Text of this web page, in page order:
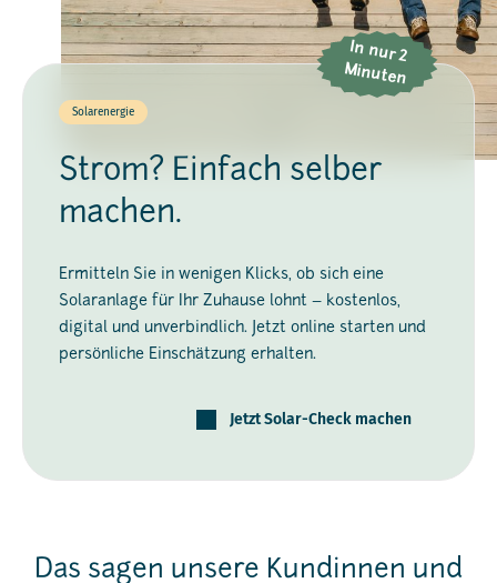
In nur 2
M
inuten
Solarenergie
Strom? Einfach selber
machen.
Ermitteln Sie in wenigen Klicks, ob sich eine
Solaranlage für Ihr Zuhause lohnt – kostenlos,
digital und unverbindlich. Jetzt online starten und
persönliche Einschätzung erhalten.
Jetzt Solar-Check machen
Das sagen unsere Kundinnen und